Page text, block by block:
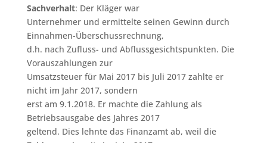
Sachverhalt: Der Kläger war
Unternehmer und ermittelte seinen Gewinn durch
Einnahmen-Überschussrechnung,
d.h. nach Zufluss- und Abflussgesichtspunkten. Die
Vorauszahlungen zur
Umsatzsteuer für Mai 2017 bis Juli 2017 zahlte er
nicht im Jahr 2017, sondern
erst am 9.1.2018. Er machte die Zahlung als
Betriebsausgabe des Jahres 2017
geltend. Dies lehnte das Finanzamt ab, weil die